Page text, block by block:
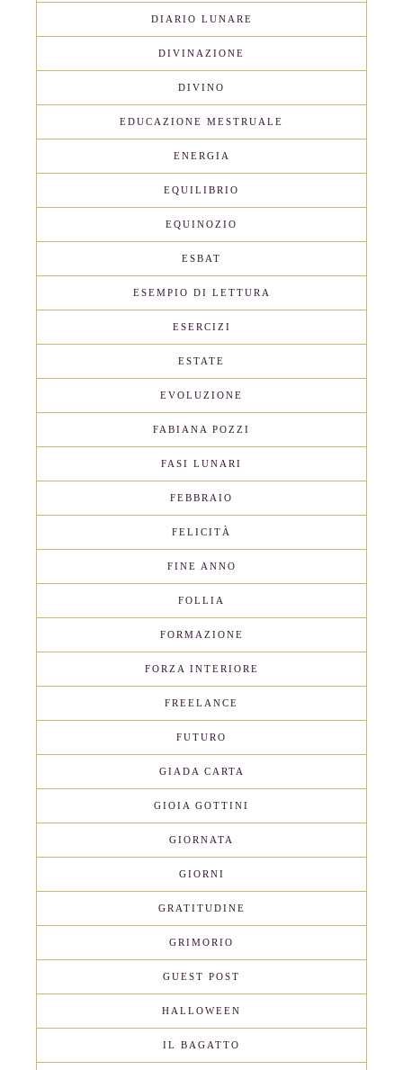
DIARIO LUNARE
DIVINAZIONE
DIVINO
EDUCAZIONE MESTRUALE
ENERGIA
EQUILIBRIO
EQUINOZIO
ESBAT
ESEMPIO DI LETTURA
ESERCIZI
ESTATE
EVOLUZIONE
FABIANA POZZI
FASI LUNARI
FEBBRAIO
FELICITÀ
FINE ANNO
FOLLIA
FORMAZIONE
FORZA INTERIORE
FREELANCE
FUTURO
GIADA CARTA
GIOIA GOTTINI
GIORNATA
GIORNI
GRATITUDINE
GRIMORIO
GUEST POST
HALLOWEEN
IL BAGATTO